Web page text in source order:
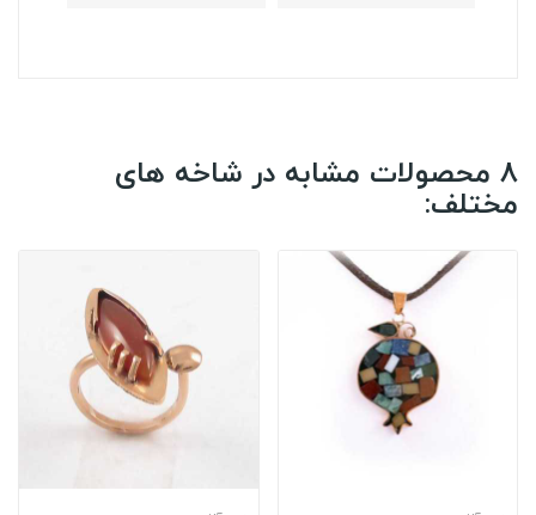
8 محصولات مشابه در شاخه های
مختلف: